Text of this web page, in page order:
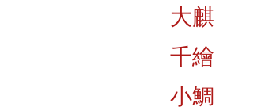
大麒
千繪
小鯛